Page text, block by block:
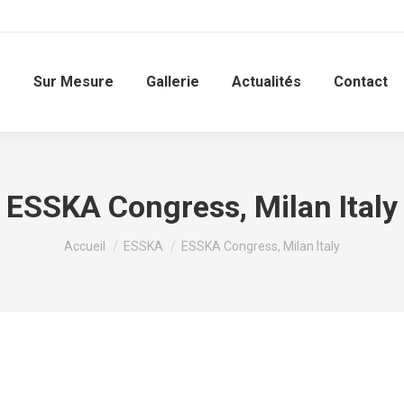
Sur Mesure Gallerie Actualités Contact
ESSKA Congress, Milan Italy
Vous êtes ici :
Accueil ESSKA ESSKA Congress, Milan Italy